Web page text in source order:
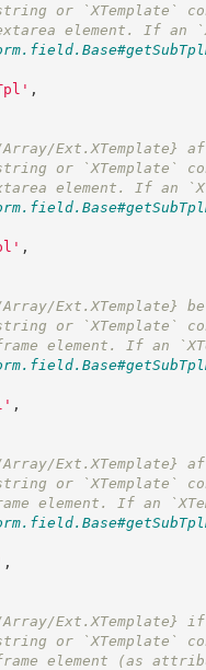
`XTemplate`
element. If an
' ,
Ext.XTemplate}
`XTemplate`
If an
' ,
`XTemplate`
If an
' ,
Ext.XTemplate}
`XTemplate`
If an
,
Ext.XTemplate}
`XTemplate`
(as